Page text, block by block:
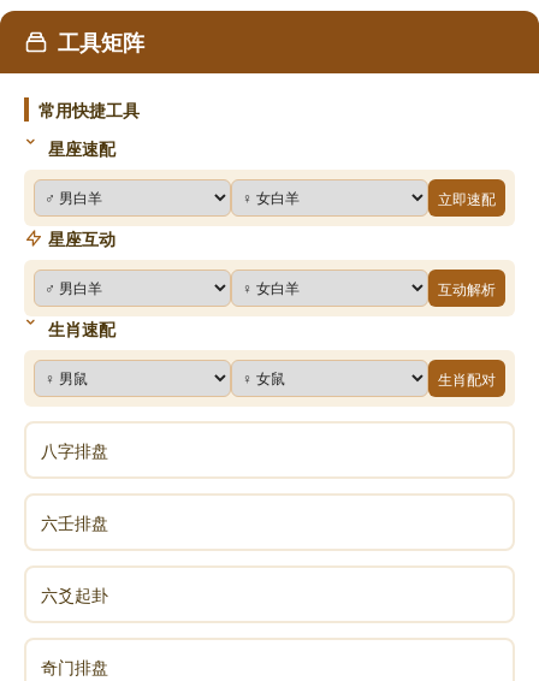
铁瓶巷里有个知府衙门，知府有位少爷。
两府花园相连。相国府的花园连着小姐的绣楼，小姐
常在里头看花赏月;知府花园连着书房，相公常在书房弹
琴作诗。
接着，悬盘上写下几个字：「踰东墙而搂其处子」，
想来两人有了情意，小姐珠胎暗结。
当时小姐的绣楼一般人不得进去，只有个卖花婆偶尔
进去卖花。夏天卖茉莉、栀子、玉兰，冬天就卖珠花。
小姐把秘密告诉卖花婆，要她想法子带打胎药进来，还
给了老太婆许多银子，吩咐不可以传出去。
没想到吃了打胎药，胎没打成，小姐也死了，成了冤
孽;老婆子也不应该，不但没守秘，还四处张扬。
悬盘上说，这老婆子投胎后，就是我母亲，相公就是
我父亲，王小姐就是当年那冤死的相国千金。
这段事足足写满十六张大张的黄表纸，看得我一身冷
汗，冬天身上穿的皮袍子湿淋淋，跪垫也湿了。那悬盘
再叁叮咛，我母亲还在世上，绝不可洩密。我守着这段
往事，极少说给人听，今天你们要问，就把这陈年往事
工具矩阵
常用快捷工具
星座速配
立即速配
星座互动
互动解析
生肖速配
生肖配对
八字排盘
六壬排盘
六爻起卦
奇门排盘